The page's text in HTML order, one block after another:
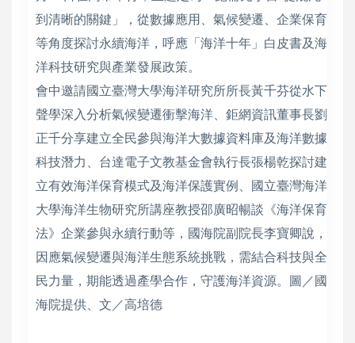
到清晰的關鍵」，從數據應用、氣候變遷、企業保育
等角度探討永續海洋，呼應「海洋十年」白皮書及海
洋科技研究與產業發展政策。
會中邀請國立臺灣大學海洋研究所所長黃千芬從水下
聲學深入分析氣候變遷衝擊海洋、鉅網資訊董事長劉
正千分享建立全民參與海洋大數據資料庫及海洋數據
科技潛力、台達電子文教基金會執行長張楊乾探討建
立有效海洋保育模式及海洋保護實例、國立臺灣海洋
大學海洋生物研究所講座教授邵廣昭暢談《海洋保育
法》企業參與永續行動等，國海院副院長李寶卿說，
因應氣候變遷與海洋生態系統挑戰，需結合科技與全
民力量，期能透過產學合作，守護海洋資源。圖／國
海院提供、文／高培德